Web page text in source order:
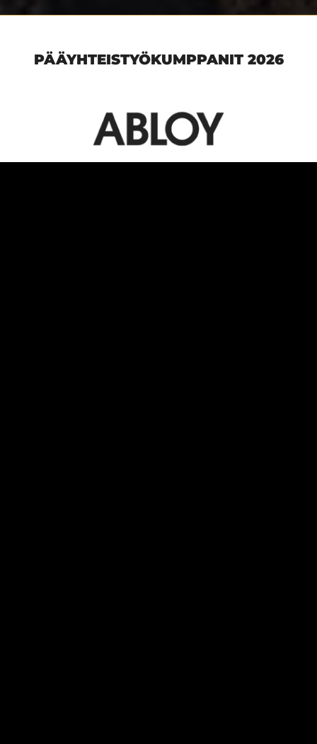
PÄÄYHTEISTYÖKUMPPANIT 2026